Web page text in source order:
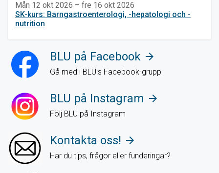
Mån 12 okt 2026 – fre 16 okt 2026
SK-kurs: Barngastroenterologi, -hepatologi och -
nutrition
BLU på Facebook arrow_forward
Gå med i BLU:s Facebook-grupp
BLU på Instagram arrow_forward
Följ BLU på Instagram
Kontakta oss! arrow_forward
Har du tips, frågor eller funderingar?